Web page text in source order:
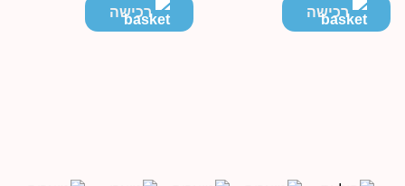
רכישה
מחירים:רכישה